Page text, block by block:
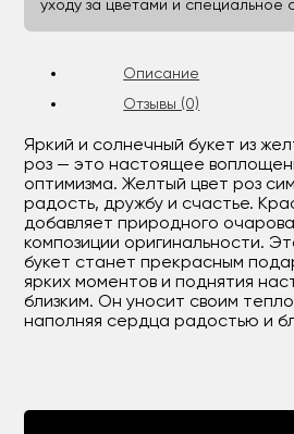
уходу за цветами и специальное
Описание
Отзывы (0)
Яркий и солнечный букет из
роз — это настоящее
оптимизма. Желтый цвет роз
радость, дружбу и счастье.
добавляет природного
композиции оригинальности.
букет станет прекрасным
ярких моментов и поднятия
близким. Он уносит своим
наполняя сердца радостью и